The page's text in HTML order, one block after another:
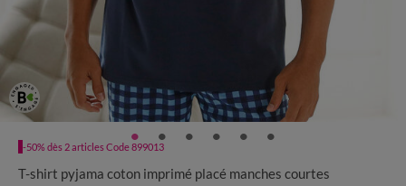
-50% dès 2 articles Code 899013
T-shirt pyjama coton imprimé placé manches courtes